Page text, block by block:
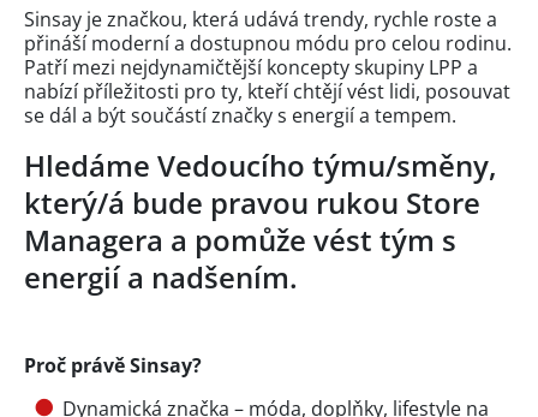
Sinsay je značkou, která udává trendy, rychle roste a
přináší moderní a dostupnou módu pro celou rodinu.
Patří mezi nejdynamičtější koncepty skupiny LPP a
nabízí příležitosti pro ty, kteří chtějí vést lidi, posouvat
se dál a být součástí značky s energií a tempem.
Hledáme Vedoucího týmu/směny,
který/á bude pravou rukou Store
Managera a pomůže vést tým s
energií a nadšením.
Proč právě Sinsay?
Dynamická značka – móda, doplňky, lifestyle na